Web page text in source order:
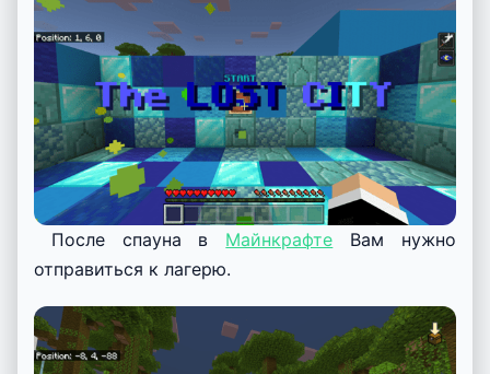
После спауна в Майнкрафте Вам нужно
отправиться к лагерю.